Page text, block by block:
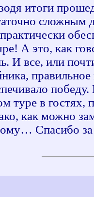
итоги
сложным
А это, как
И все, или
туре в
как можно
Спасибо